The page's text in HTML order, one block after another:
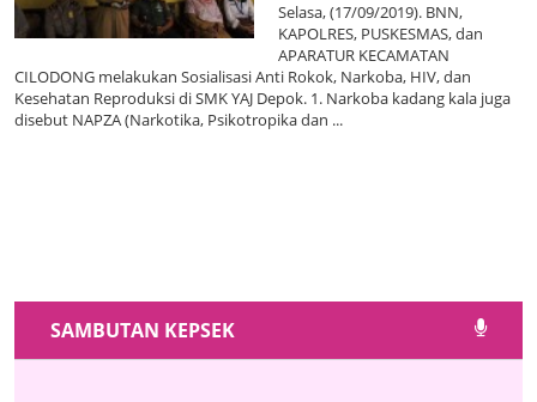
Selasa, (17/09/2019). BNN,
KAPOLRES, PUSKESMAS, dan
APARATUR KECAMATAN
CILODONG melakukan Sosialisasi Anti Rokok, Narkoba, HIV, dan
Kesehatan Reproduksi di SMK YAJ Depok. 1. Narkoba kadang kala juga
disebut NAPZA (Narkotika, Psikotropika dan ...
SAMBUTAN KEPSEK